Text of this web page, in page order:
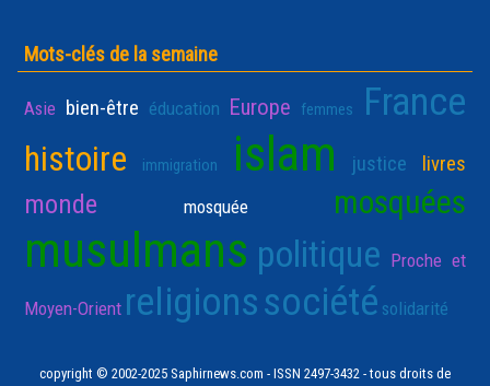
Mots-clés de la semaine
Asie bien-être éducation Europe femmes France
histoire immigration islam justice livres
monde mosquée mosquées
musulmans politique Proche et
Moyen-Orient religionssociété solidarité
copyright © 2002-2025 Saphirnews.com - ISSN 2497-3432 - tous droits de